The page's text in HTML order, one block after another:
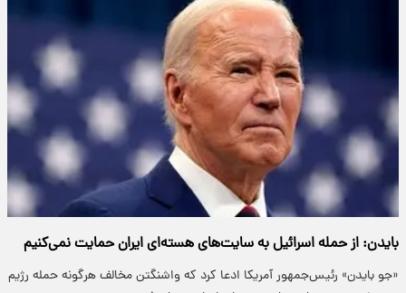
بایدن: از حمله اسرائیل به سایت‌های هسته‌ای ایران حمایت نمی‌کنیم
«جو بایدن» رئیس‌جمهور آمریکا ادعا کرد که واشنگتن مخالف هرگونه حمله رژیم